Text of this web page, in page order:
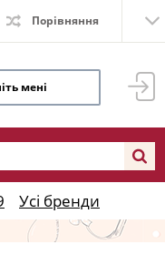
Порівняння
мені
Усі бренди